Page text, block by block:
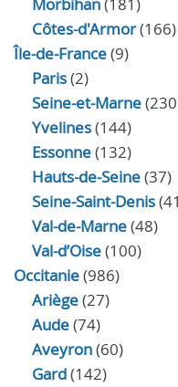
Côtes-d'Armor(166)
Île-de-France(9)
Paris(2)
Seine-et-Marne
Yvelines(144)
Essonne(132)
Hauts-de-Seine(37)
Seine-Saint-Denis
Val-de-Marne(48)
Val-d’Oise(100)
Occitanie(986)
Ariège(27)
Aude(74)
Aveyron(60)
Gard(142)